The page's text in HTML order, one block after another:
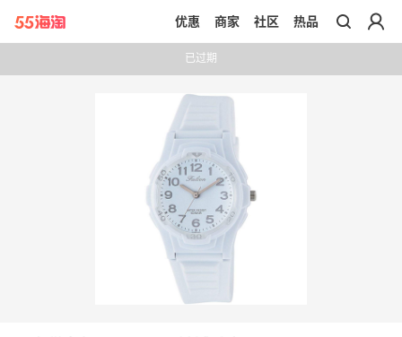
带你去官网买正品
优惠 商家 社区 热品
已过期